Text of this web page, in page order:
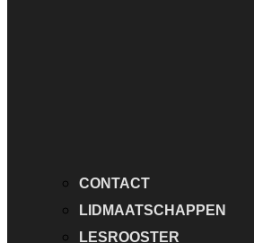
CONTACT
LIDMAATSCHAPPEN
LESROOSTER